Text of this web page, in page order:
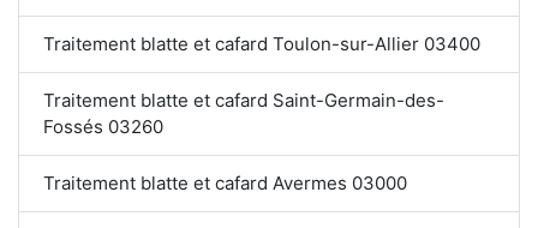
Traitement blatte et cafard Toulon-sur-Allier 03400
Traitement blatte et cafard Saint-Germain-des-
Fossés 03260
Traitement blatte et cafard Avermes 03000